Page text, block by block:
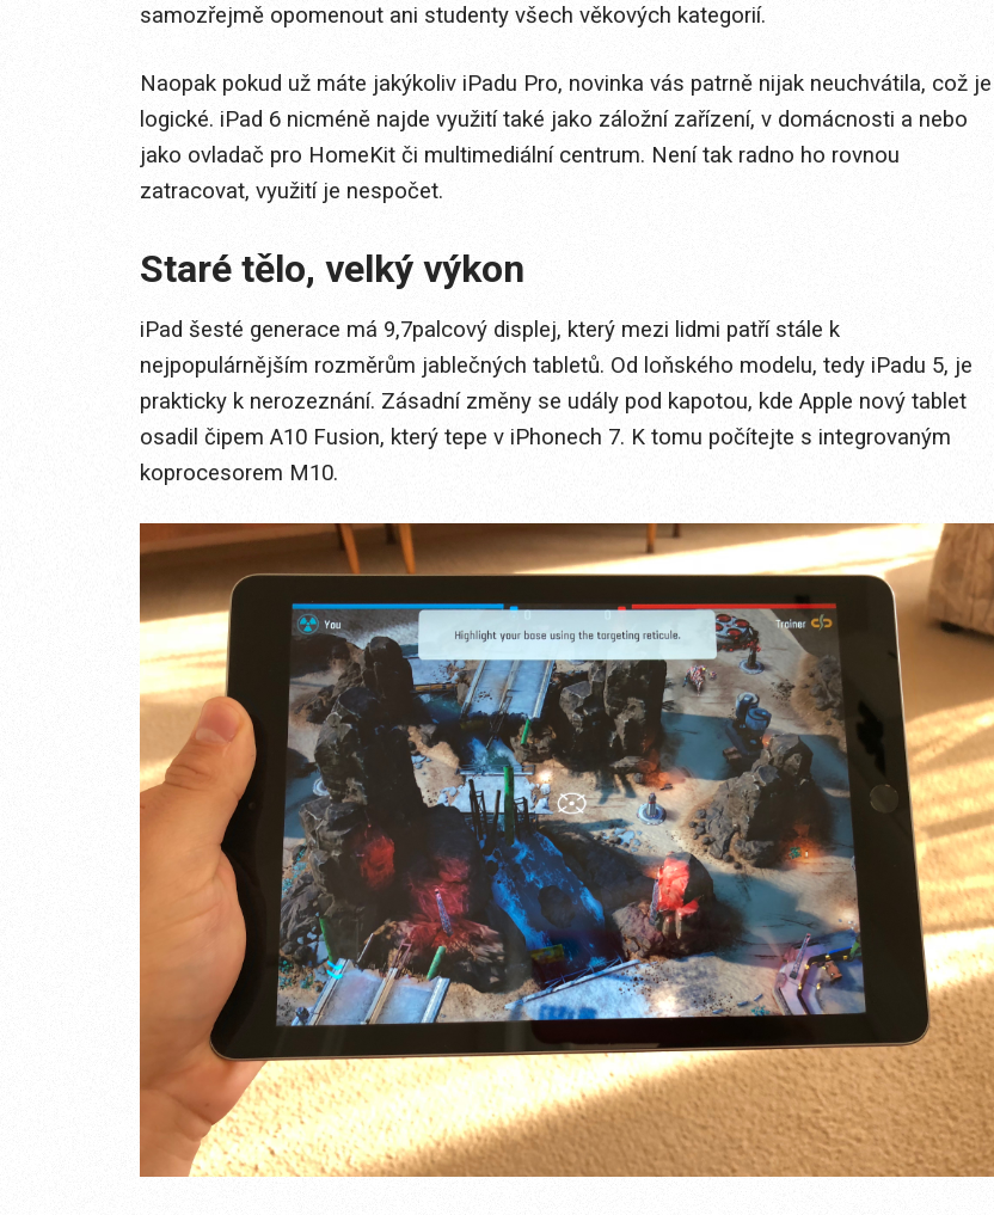
samozřejmě opomenout ani studenty všech věkových kategorií.
Naopak pokud už máte jakýkoliv iPadu Pro, novinka vás patrně nijak neuchvátila, což je
logické. iPad 6 nicméně najde využití také jako záložní zařízení, v domácnosti a nebo
jako ovladač pro HomeKit či multimediální centrum. Není tak radno ho rovnou
zatracovat, využití je nespočet.
Staré tělo, velký výkon
iPad šesté generace má 9,7palcový displej, který mezi lidmi patří stále k
nejpopulárnějším rozměrům jablečných tabletů. Od loňského modelu, tedy iPadu 5, je
prakticky k nerozeznání. Zásadní změny se udály pod kapotou, kde Apple nový tablet
osadil čipem A10 Fusion, který tepe v iPhonech 7. K tomu počítejte s integrovaným
koprocesorem M10.